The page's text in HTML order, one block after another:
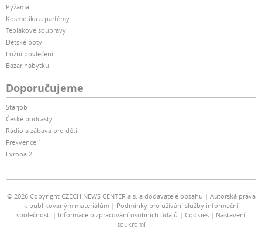
Pyžama
Kosmetika a parfémy
Teplákové soupravy
Dětské boty
Ložní povlečení
Bazar nábytku
Doporučujeme
Starjob
České podcasty
Rádio a zábava pro děti
Frekvence 1
Evropa 2
© 2026 Copyright CZECH NEWS CENTER a.s. a dodavatelé obsahu
Autorská práva
k publikovaným materiálům
Podmínky pro užívání služby informační
společnosti
Informace o zpracování osobních údajů Cookies
Nastavení
soukromí